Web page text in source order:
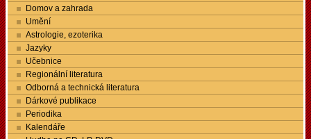
Domov a zahrada
Umění
Astrologie, ezoterika
Jazyky
Učebnice
Regionální literatura
Odborná a technická literatura
Dárkové publikace
Periodika
Kalendáře